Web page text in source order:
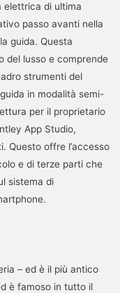
elettrica di ultima
passo avanti nella
guida. Questa
del lusso e comprende
strumenti del
in modalità semi-
per il proprietario
App Studio,
Questo offre l’accesso
e di terze parti che
sistema di
– ed è il più antico
è famoso in tutto il